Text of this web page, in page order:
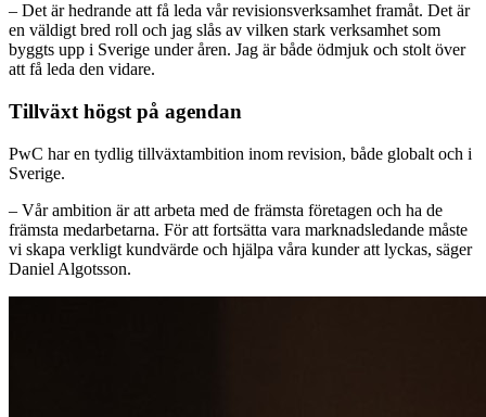
– Det är hedrande att få leda vår revisionsverksamhet framåt. Det är
en väldigt bred roll och jag slås av vilken stark verksamhet som
byggts upp i Sverige under åren. Jag är både ödmjuk och stolt över
att få leda den vidare.
Tillväxt högst på agendan
PwC har en tydlig tillväxtambition inom revision, både globalt och i
Sverige.
– Vår ambition är att arbeta med de främsta företagen och ha de
främsta medarbetarna. För att fortsätta vara marknadsledande måste
vi skapa verkligt kundvärde och hjälpa våra kunder att lyckas, säger
Daniel Algotsson.